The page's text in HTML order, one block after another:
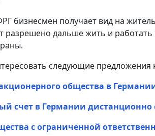
бизнесмен получает вид на
разрешено дальше жить и
следующие
общества в
счет в Германии дистанционно
с ограниченной